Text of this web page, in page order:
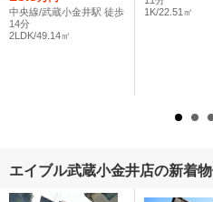
中央線/武蔵小金井駅 徒歩
14分
2LDK/49.14㎡
1K/22.51㎡
エイブル武蔵小金井店の新着